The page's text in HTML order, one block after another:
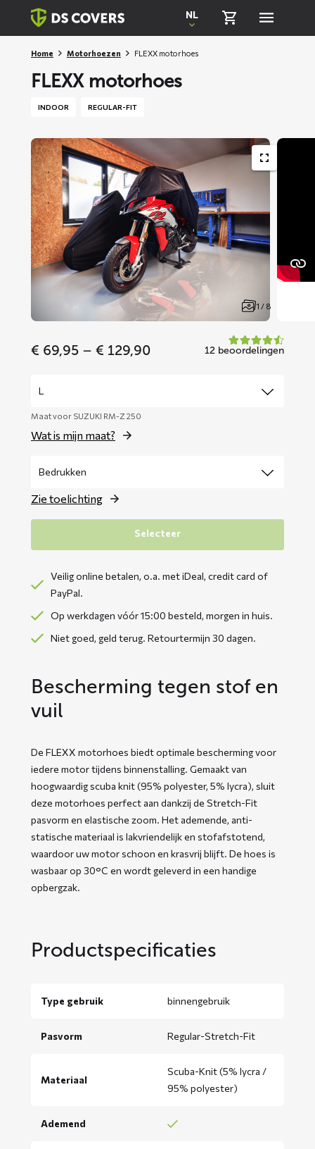
Skiplinks
NL
Home Motorhoezen FLEXX motorhoes
FLEXX motorhoes
INDOOR REGULAR-FIT
1 / 8
€ 69,95 – € 129,90 12 beoordelingen
Maat voor SUZUKI RM-Z 250
Wat is mijn maat?
Zie toelichting
Selecteer
Veilig online betalen, o.a. met iDeal, credit card of
PayPal.
Op werkdagen vóór 15:00 besteld, morgen in huis.
Niet goed, geld terug. Retourtermijn 30 dagen.
Bescherming tegen stof en
vuil
De FLEXX motorhoes biedt optimale bescherming voor
iedere motor tijdens binnenstalling. Gemaakt van
hoogwaardig scuba knit (95% polyester, 5% lycra), sluit
deze motorhoes perfect aan dankzij de Stretch-Fit
pasvorm en elastische zoom. Het ademende, anti-
statische materiaal is lakvriendelijk en stofafstotend,
waardoor uw motor schoon en krasvrij blijft. De hoes is
wasbaar op 30°C en wordt geleverd in een handige
opbergzak.
Productspecificaties
Type gebruik binnengebruik
Pasvorm Regular-Stretch-Fit
Materiaal
Scuba-Knit (5% lycra /
95% polyester)
Ademend